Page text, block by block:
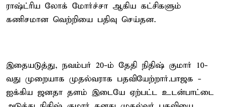
ராஷ்ட்ரிய லோக் மோர்ச்சா ஆகிய கட்சிகளும்
கணிசமான வெற்றியை பதிவு செய்தன.
இதையடுத்து, நவம்பர் 20-ம் தேதி நிதிஷ் குமார் 10-
வது முறையாக முதல்வராக பதவியேற்றார்.பாஜக -
ஐக்கிய ஜனதா தளம் இடையே ஏற்பட்ட உடன்பாட்டை